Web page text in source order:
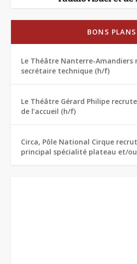
BONS PLANS
Le Théâtre Nanterre-Amandiers
secrétaire technique (h/f)
Le Théâtre Gérard Philipe
de l’accueil (h/f)
Circa, Pôle National Cirque
principal spécialité plateau et/